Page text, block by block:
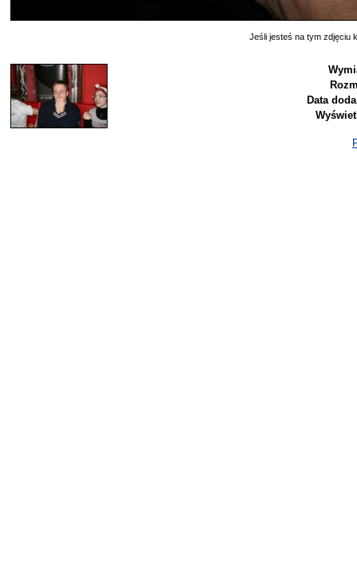
Jeśli jesteś na tym zdjęciu
Data